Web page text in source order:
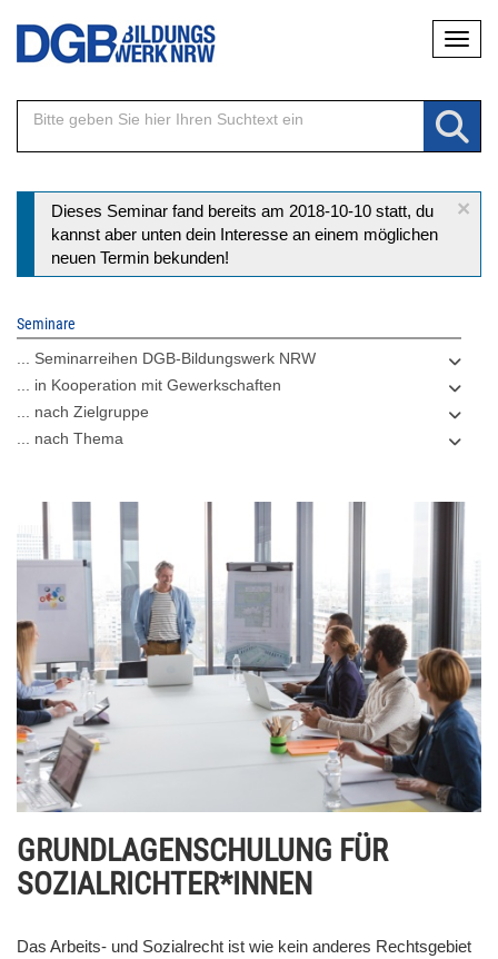
Direkt
Inhalt
×
Statusmeldung
Dieses Seminar fand bereits am 2018-10-10 statt, du
kannst aber unten dein Interesse an einem möglichen
neuen Termin bekunden!
Seminare
... Seminarreihen DGB-Bildungswerk NRW
... in Kooperation mit Gewerkschaften
... nach Zielgruppe
... nach Thema
GRUNDLAGENSCHULUNG FÜR
SOZIALRICHTER*INNEN
Das Arbeits- und Sozialrecht ist wie kein anderes Rechtsgebiet